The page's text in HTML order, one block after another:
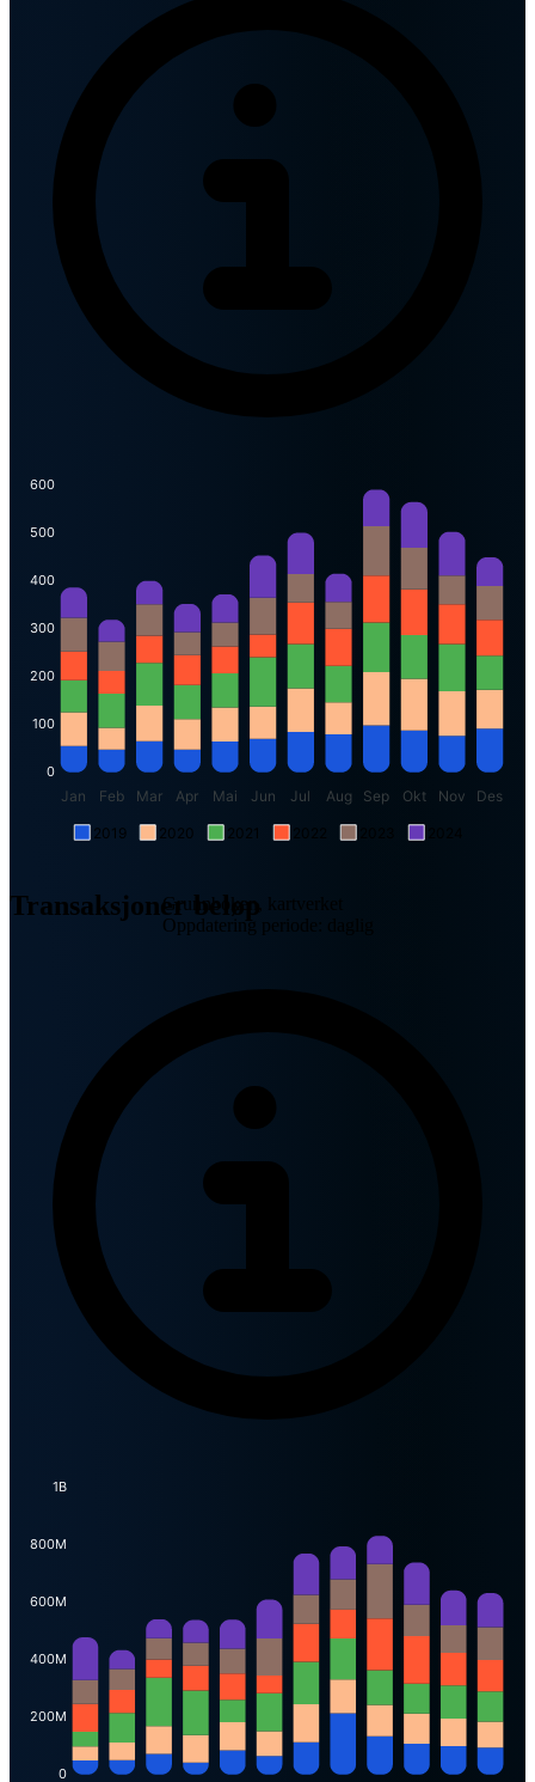
2019 2020 2021
600
500
400
300
200
100
0
Jan Feb Mar Apr Mai Jun Jul Aug Sep Okt Nov Des
Transaksjoner beløp
Grunnboken, kartverket
Oppdatering periode: daglig
1B
800M
600M
400M
200M
0